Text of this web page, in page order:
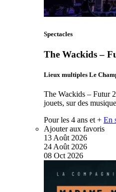
Spectacles
The Wackids –
Lieux multiples Le
The Wackids – Futur
jouets, sur des
Pour les 4 ans et + En
Ajouter aux favoris
13 Août 2026
24 Août 2026
08 Oct 2026